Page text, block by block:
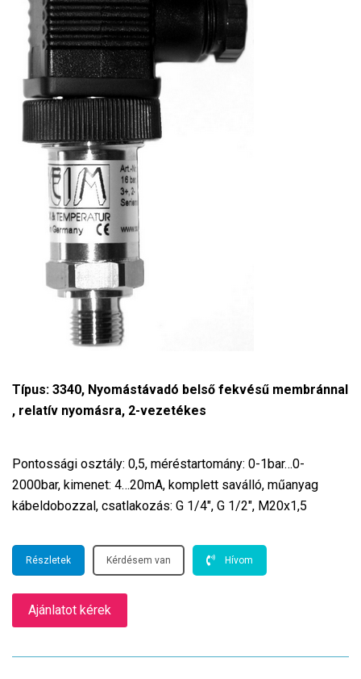
Típus: 3340, Nyomástávadó belső fekvésű membránnal
, relatív nyomásra, 2-vezetékes
Pontossági osztály: 0,5, méréstartomány: 0-1bar…0-
2000bar, kimenet: 4…20mA, komplett saválló, műanyag
kábeldobozzal, csatlakozás: G 1/4″, G 1/2″, M20x1,5
Részletek Kérdésem van Hívom
Ajánlatot kérek